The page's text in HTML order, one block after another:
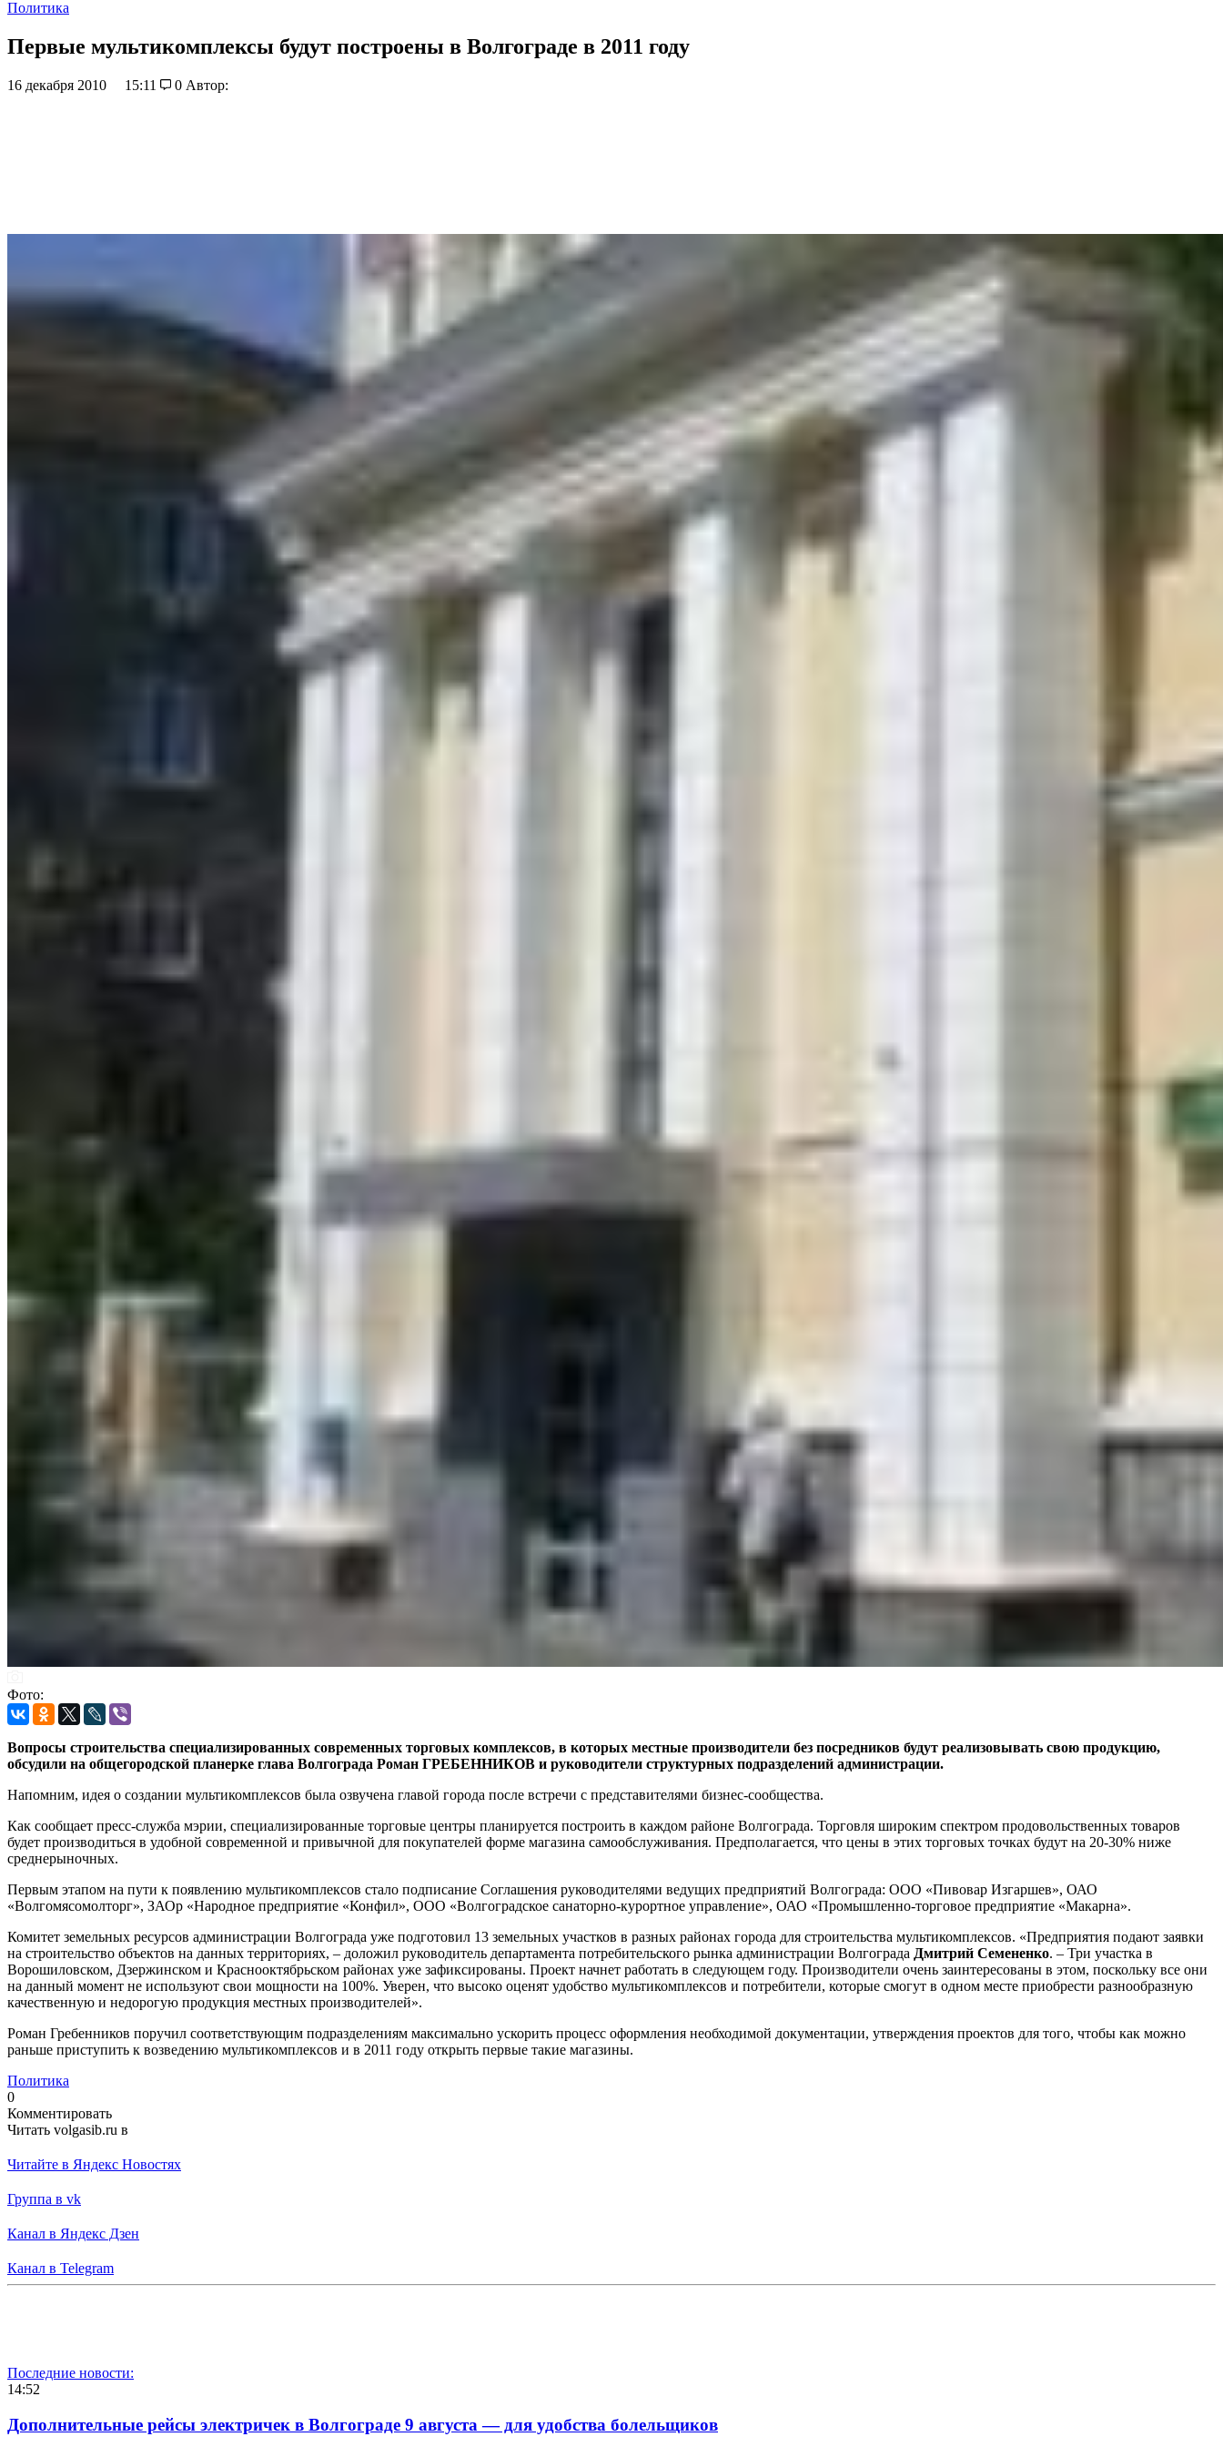
Политика
Первые мультикомплексы будут построены в Волгограде в 2011 году
16 декабря 2010 15:11 0 Автор:
Фото:
Вопросы строительства специализированных современных торговых комплексов, в которых местные производители без посредников будут реализовывать свою продукцию,
обсудили на общегородской планерке глава Волгограда Роман ГРЕБЕННИКОВ и руководители структурных подразделений администрации.
Напомним, идея о создании мультикомплексов была озвучена главой города после встречи с представителями бизнес-сообщества.
Как сообщает пресс-служба мэрии, специализированные торговые центры планируется построить в каждом районе Волгограда. Торговля широким спектром продовольственных товаров
будет производиться в удобной современной и привычной для покупателей форме магазина самообслуживания. Предполагается, что цены в этих торговых точках будут на 20-30% ниже
среднерыночных.
Первым этапом на пути к появлению мультикомплексов стало подписание Соглашения руководителями ведущих предприятий Волгограда: ООО «Пивовар Изгаршев», ОАО
«Волгомясомолторг», ЗАОр «Народное предприятие «Конфил», ООО «Волгоградское санаторно-курортное управление», ОАО «Промышленно-торговое предприятие «Макарна».
Комитет земельных ресурсов администрации Волгограда уже подготовил 13 земельных участков в разных районах города для строительства мультикомплексов. «Предприятия подают заявки
на строительство объектов на данных территориях, – доложил руководитель департамента потребительского рынка администрации Волгограда Дмитрий Семененко. – Три участка в
Ворошиловском, Дзержинском и Краснооктябрьском районах уже зафиксированы. Проект начнет работать в следующем году. Производители очень заинтересованы в этом, поскольку все они
на данный момент не используют свои мощности на 100%. Уверен, что высоко оценят удобство мультикомплексов и потребители, которые смогут в одном месте приобрести разнообразную
качественную и недорогую продукция местных производителей».
Роман Гребенников поручил соответствующим подразделениям максимально ускорить процесс оформления необходимой документации, утверждения проектов для того, чтобы как можно
раньше приступить к возведению мультикомплексов и в 2011 году открыть первые такие магазины.
Политика
0
Комментировать
Читать volgasib.ru в
Читайте в Яндекс Новостях
Группа в vk
Канал в Яндекс Дзен
Канал в Telegram
Последние новости:
14:52
Дополнительные рейсы электричек в Волгограде 9 августа — для удобства болельщиков